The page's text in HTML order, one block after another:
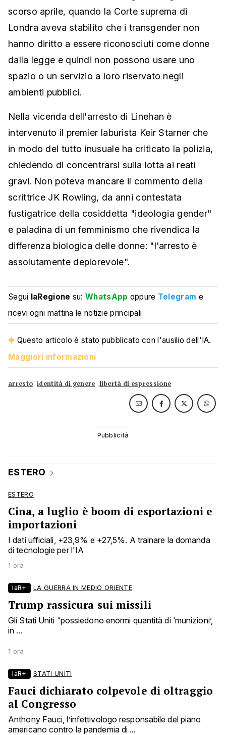
scorso aprile, quando la Corte suprema di
Londra aveva stabilito che i transgender non
hanno diritto a essere riconosciuti come donne
dalla legge e quindi non possono usare uno
spazio o un servizio a loro riservato negli
ambienti pubblici.
Nella vicenda dell'arresto di Linehan è
intervenuto il premier laburista Keir Starner che
in modo del tutto inusuale ha criticato la polizia,
chiedendo di concentrarsi sulla lotta ai reati
gravi. Non poteva mancare il commento della
scrittrice JK Rowling, da anni contestata
fustigatrice della cosiddetta "ideologia gender"
e paladina di un femminismo che rivendica la
differenza biologica delle donne: "l'arresto è
assolutamente deplorevole".
Segui laRegione su:WhatsApp oppure Telegram e
ricevi ogni mattina le notizie principali
Questo articolo è stato pubblicato con l'ausilio dell'IA.
Maggiori informazioni
arresto identità di genere libertà di espressione
ESTERO
ESTERO
Cina, a luglio è boom di esportazioni e
importazioni
I dati ufficiali, +23,9% e +27,5%. A trainare la domanda
di tecnologie per l'IA
1 ora
laR+ LA GUERRA IN MEDIO ORIENTE
Trump rassicura sui missili
Gli Stati Uniti “possiedono enormi quantità di ‘munizioni’,
in ...
1 ora
laR+ STATI UNITI
Fauci dichiarato colpevole di oltraggio
al Congresso
Anthony Fauci, l’infettivologo responsabile del piano
americano contro la pandemia di ...